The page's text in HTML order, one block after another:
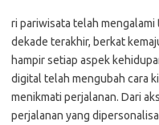
ri pariwisata telah
dekade terakhir, berkat
hampir setiap aspek
digital telah mengubah cara
menikmati perjalanan. Dari
perjalanan yang